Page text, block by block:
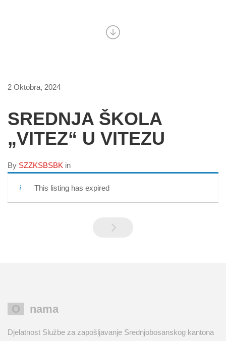
2 Oktobra, 2024
SREDNJA ŠKOLA
„VITEZ“ U VITEZU
By SZZKSBSBK in
This listing has expired
O nama
Djelatnost Službe za zapošljavanje Srednjobosanskog kantona